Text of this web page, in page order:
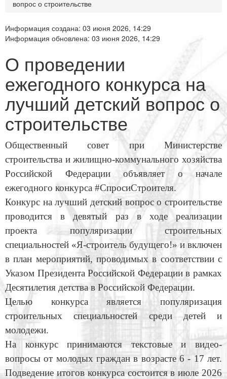
вопрос о строительстве
Информация создана: 03 июня 2026, 14:29
Информация обновлена: 03 июня 2026, 14:29
О проведении
ежегодного конкурса на
лучший детский вопрос о
строительстве
Общественный совет при Министерстве
строительства и жилищно-коммунального хозяйства
Российской Федерации объявляет о начале
ежегодного конкурса #СпросиСтроителя.
Конкурс на лучший детский вопрос о строительстве
проводится в девятый раз в ходе реализации
проекта популяризации строительных
специальностей «Я-строитель будущего!» и включен
в план мероприятий, проводимых в соответствии с
Указом Президента Российской Федерации в рамках
Десятилетия детства в Российской Федерации.
Целью конкурса является популяризация
строительных специальностей среди детей и
молодежи.
На конкурс принимаются текстовые и видео-
вопросы от молодых граждан в возрасте 6 - 17 лет.
Подведение итогов конкурса состоится в июле 2026